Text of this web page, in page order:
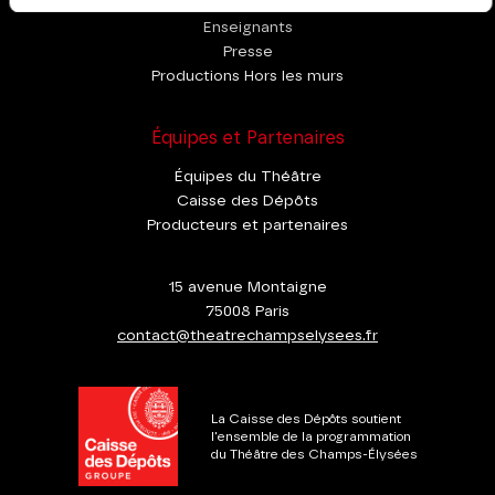
Enseignants
Presse
Productions Hors les murs
Équipes et Partenaires
Équipes du Théâtre
Caisse des Dépôts
Producteurs et partenaires
15 avenue Montaigne
75008 Paris
contact@theatrechampselysees.fr
La Caisse des Dépôts soutient
l'ensemble de la programmation
du Théâtre des Champs-Élysées